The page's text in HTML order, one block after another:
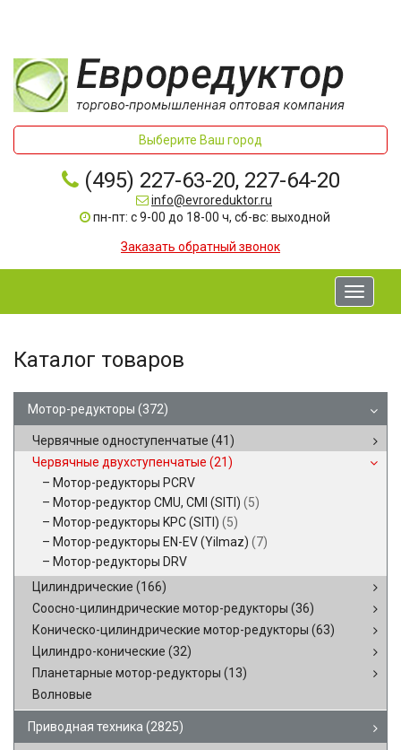
Выберите Ваш город
(495) 227-63-20, 227-64-20
info@evroreduktor.ru
пн-пт: с 9-00 до 18-00 ч, сб-вс: выходной
Заказать обратный звонок
Toggle
Каталог товаров
Мотор-редукторы (372)
Червячные одноступенчатые (41)
Червячные двухступенчатые (21)
Мотор-редукторы PCRV
Мотор-редуктор CMU, CMI (SITI) (5)
Мотор-редукторы KPC (SITI) (5)
Мотор-редукторы EN-EV (Yilmaz) (7)
Мотор-редукторы DRV
Цилиндрические (166)
Соосно-цилиндрические мотор-редукторы (36)
Коническо-цилиндрические мотор-редукторы (63)
Цилиндро-конические (32)
Планетарные мотор-редукторы (13)
Волновые
Приводная техника (2825)